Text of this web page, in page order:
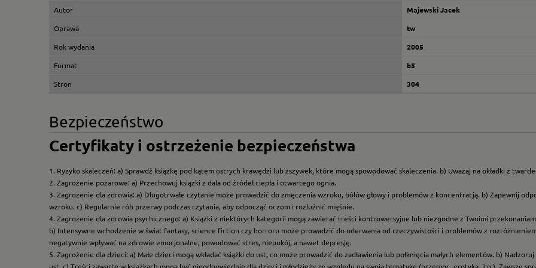
Autor
Majewski Jacek
Oprawa
tw
Rok wydania
2005
Format
b5
Stron
304
Bezpieczeństwo
Certyfikaty i ostrzeżenie bezpieczeństwa
1. Ryzyko skaleczeń: a) Sprawdź książkę pod kątem ostrych krawędzi lub zszywek, które mogą spowodować skaleczenia. b) Uważaj na okładki z
2. Zagrożenie pożarowe: a) Przechowuj książki z dala od źródeł ciepła i otwartego ognia.
3. Zagrożenie dla zdrowia: a) Długotrwałe czytanie może prowadzić do zmęczenia wzroku, bólów głowy i problemów z koncentracją. b) Zapewnij
wzroku. c) Regularnie rób przerwy podczas czytania, aby odpocząć oczom i rozluźnić mięśnie.
4. Zagrożenie dla zdrowia psychicznego: a) Książki z niektórych kategorii mogą zawierać treści kontrowersyjne lub niezgodne z Twoimi
b) Intensywne wchodzenie w świat fantasy, science fiction czy horroru może prowadzić do oderwania od rzeczywistości i problemów z
negatywnie wpływać na zdrowie emocjonalne, powodować stres, niepokój, a nawet depresję.
5. Zagrożenie dla dzieci: a) Małe dzieci mogą wkładać książki do ust, co może prowadzić do zadławienia lub połknięcia małych elementów. b)